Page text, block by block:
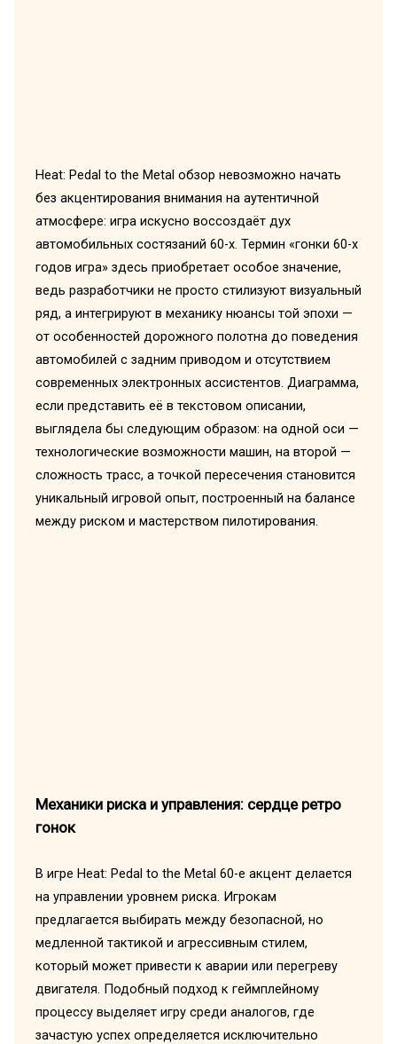
Heat: Pedal to the Metal обзор невозможно начать
без акцентирования внимания на аутентичной
атмосфере: игра искусно воссоздаёт дух
автомобильных состязаний 60-х. Термин «гонки 60-х
годов игра» здесь приобретает особое значение,
ведь разработчики не просто стилизуют визуальный
ряд, а интегрируют в механику нюансы той эпохи —
от особенностей дорожного полотна до поведения
автомобилей с задним приводом и отсутствием
современных электронных ассистентов. Диаграмма,
если представить её в текстовом описании,
выглядела бы следующим образом: на одной оси —
технологические возможности машин, на второй —
сложность трасс, а точкой пересечения становится
уникальный игровой опыт, построенный на балансе
между риском и мастерством пилотирования.
Механики риска и управления: сердце ретро
гонок
В игре Heat: Pedal to the Metal 60-е акцент делается
на управлении уровнем риска. Игрокам
предлагается выбирать между безопасной, но
медленной тактикой и агрессивным стилем,
который может привести к аварии или перегреву
двигателя. Подобный подход к геймплейному
процессу выделяет игру среди аналогов, где
зачастую успех определяется исключительно